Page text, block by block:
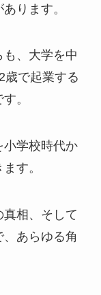
ります。
、大学を中
歳で起業する
。
小学校時代か
す。
相、そして
あらゆる角